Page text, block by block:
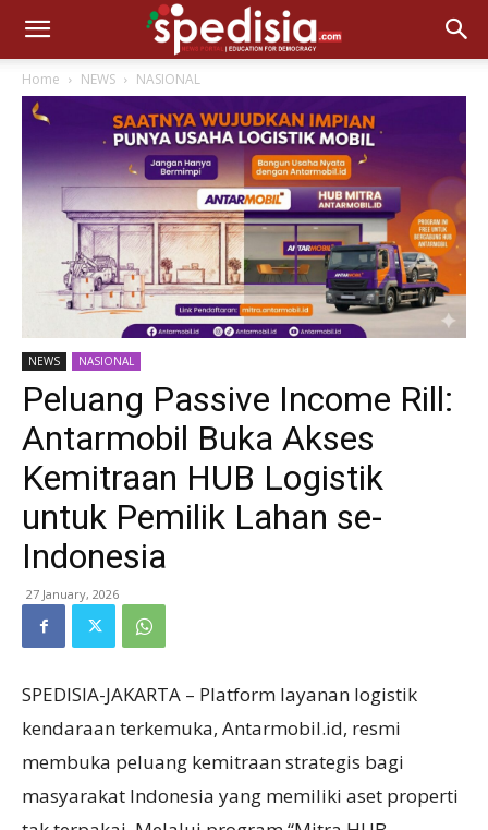
Home NEWS NASIONAL
NEWS NASIONAL
Peluang Passive Income Rill:
Antarmobil Buka Akses
Kemitraan HUB Logistik
untuk Pemilik Lahan se-
Indonesia
27 January, 2026
SPEDISIA-JAKARTA – Platform layanan logistik
kendaraan terkemuka, Antarmobil.id, resmi
membuka peluang kemitraan strategis bagi
masyarakat Indonesia yang memiliki aset properti